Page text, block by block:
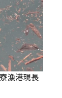
漁港現長